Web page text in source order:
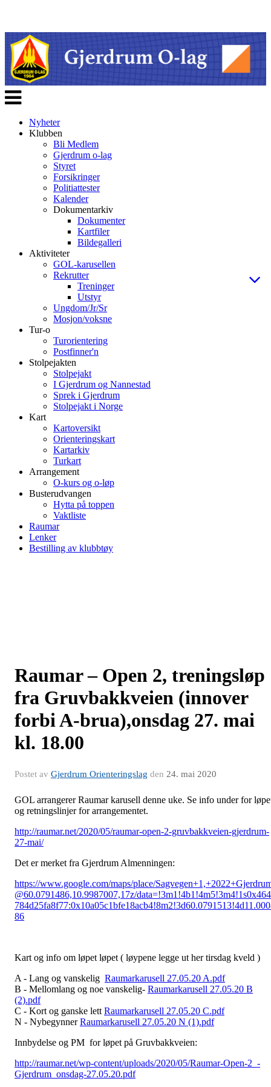
Veksle
navigasjon
Nyheter
Klubben
Bli Medlem
Gjerdrum o-lag
Styret
Forsikringer
Politiattester
Kalender
Dokumentarkiv
Dokumenter
Kartfiler
Bildegalleri
Aktiviteter
GOL-karusellen
Rekrutter
Treninger
Utstyr
Ungdom/Jr/Sr
Mosjon/voksne
Tur-o
Turorientering
Postfinner'n
Stolpejakten
Stolpejakt
I Gjerdrum og Nannestad
Sprek i Gjerdrum
Stolpejakt i Norge
Kart
Kartoversikt
Orienteringskart
Kartarkiv
Turkart
Arrangement
O-kurs og o-løp
Busterudvangen
Hytta på toppen
Vaktliste
Raumar
Lenker
Bestilling av klubbtøy
Raumar – Open 2, treningsløp
fra Gruvbakkveien (innover
forbi A-brua),onsdag 27. mai
kl. 18.00
Postet av Gjerdrum Orienteringslag den 24. mai 2020
GOL arrangerer Raumar karusell denne uke. Se info under for
og retningslinjer for arrangementet.
http://raumar.net/2020/05/raumar-open-2-gruvbakkveien-gjerdrum-
27-mai/
Det er merket fra Gjerdrum Almenningen:
https://www.google.com/maps/place/
@60.0791486,10.9987007,17z/
86
Kart og info om løpet løpet ( løypene legge ut her tirsdag kveld )
A - Lang og vanskelig Raumarkarusell 27.05.20 A.pdf
B - Mellomlang og noe vanskelig- Raumarkarusell 27.05.20 B
(2).pdf
C - Kort og ganske lett Raumarkarusell 27.05.20 C.pdf
N - NybegynnerRaumarkarusell 27.05.20 N (1).pdf
Innbydelse og PM for løpet på Gruvbakkveien:
http://raumar.net/wp-content/uploads/2020/05/Raumar-Open-2_-
Gjerdrum_onsdag-27.05.20.pdf